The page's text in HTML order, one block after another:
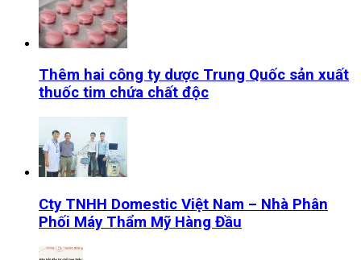
Thêm hai công ty dược Trung Quốc sản xuất
thuốc tim chứa chất độc
Cty TNHH Domestic Việt Nam – Nhà Phân
Phối Máy Thẩm Mỹ Hàng Đầu